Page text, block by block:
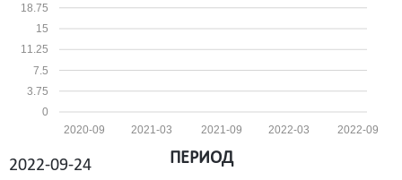
0
3.75
7.5
11.25
15
18.75
2022-09
2022-03
2021-09
2021-03
2020-09
2022-09-24
ПЕРИОД